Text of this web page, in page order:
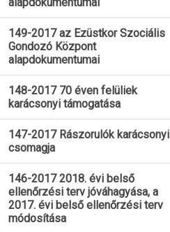
149-2017 az Ezüstkor Szociális
Gondozó Központ
alapdokumentumai
148-2017 70 éven felüliek
karácsonyi támogatása
147-2017 Rászorulók karácsonyi
csomagja
146-2017 2018. évi belső
ellenőrzési terv jóváhagyása, a
2017. évi belső ellenőrzési terv
módosítása